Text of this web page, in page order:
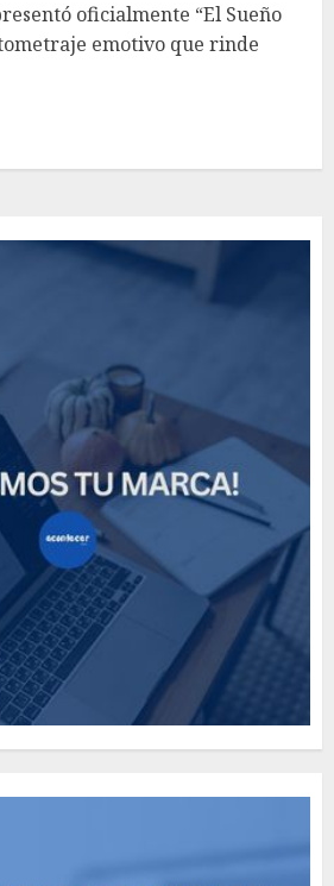
oficialmente “El Sueño
emotivo que rinde
How Many of These Italian
MAYO 14, 2024 812